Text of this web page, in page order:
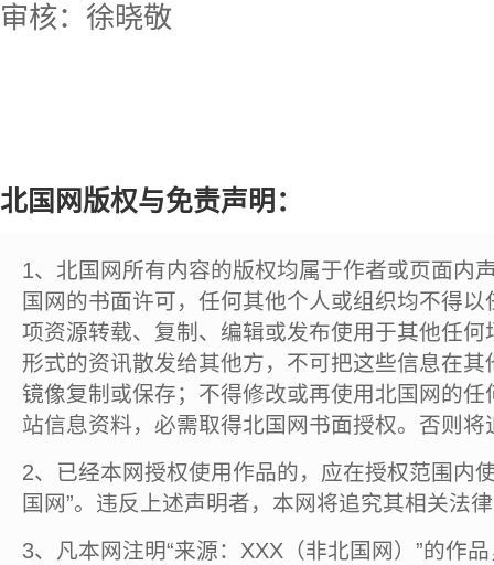
审核：徐晓敬
北国网版权与免责声明：
1、北国网所有内容的版权均属于作者或页面内
国网的书面许可，任何其他个人或组织均不得
项资源转载、复制、编辑或发布使用于其他任
形式的资讯散发给其他方，不可把这些信息在
镜像复制或保存；不得修改或再使用北国网的
站信息资料，必需取得北国网书面授权。否则将
2、已经本网授权使用作品的，应在授权范围内
国网”。违反上述声明者，本网将追究其相关法
3、凡本网注明“来源：XXX（非北国网）”的作